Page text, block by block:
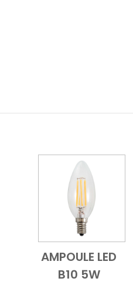
Add to Cart
Vue
AMPOULE LED
B10 5W